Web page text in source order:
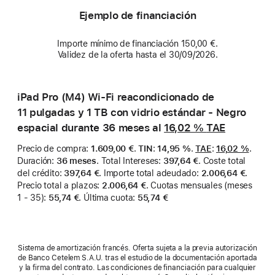
Ejemplo de financiación
Importe mínimo de financiación 150,00 €.
Validez de la oferta hasta el 30/09/2026.
iPad Pro (M4) Wi-Fi reacondicionado de
11 pulgadas y 1 TB con vidrio estándar - Negro
espacial durante 36 meses al 16,02 %TAE
Precio de compra: 1.609,00 €.TIN: 14,95 %.TAE: 16,02 %.
Duración: 36 meses. Total Intereses: 397,64 €. Coste total
del crédito: 397,64 €. Importe total adeudado: 2.006,64 €.
Precio total a plazos: 2.006,64 €.Cuotas mensuales (meses
1 - 35): 55,74 €. Última cuota: 55,74 €
Sistema de amortización francés. Oferta sujeta a la previa autorización
de Banco Cetelem S.A.U. tras el estudio de la documentación aportada
y la firma del contrato. Las condiciones de financiación para cualquier